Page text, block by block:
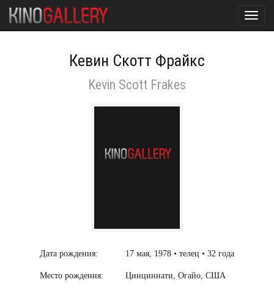
Кевин Скотт Фрайкс
Kevin Scott Frakes
Дата рождения: 17 мая, 1978 • телец • 32 года
Место рождения: Цинциннати, Огайо, США